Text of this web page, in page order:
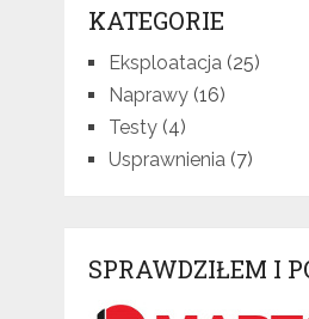
KATEGORIE
Eksploatacja(25)
Naprawy(16)
Testy(4)
Usprawnienia(7)
SPRAWDZIŁEM I